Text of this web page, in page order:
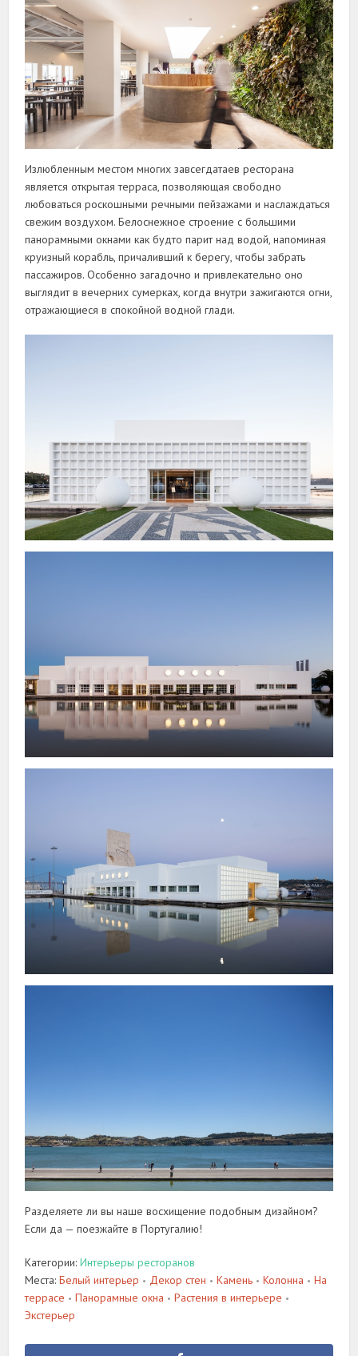
Излюбленным местом многих завсегдатаев ресторана
является открытая терраса, позволяющая свободно
любоваться роскошными речными пейзажами и наслаждаться
свежим воздухом. Белоснежное строение с большими
панорамными окнами как будто парит над водой, напоминая
круизный корабль, причаливший к берегу, чтобы забрать
пассажиров. Особенно загадочно и привлекательно оно
выглядит в вечерних сумерках, когда внутри зажигаются огни,
отражающиеся в спокойной водной глади.
Разделяете ли вы наше восхищение подобным дизайном?
Если да — поезжайте в Португалию!
Категории:Интерьеры ресторанов
Места:Белый интерьер • Декор стен • Камень • Колонна • На
террасе • Панорамные окна • Растения в интерьере •
Экстерьер